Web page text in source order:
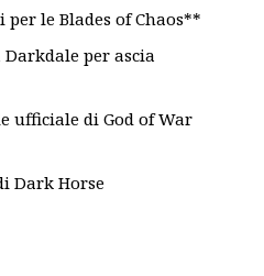
le Blades of Chaos**
per ascia
ufficiale di God of War
Dark Horse